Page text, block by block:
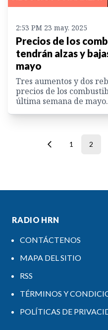
2:53 PM 23 may. 2025
Precios de los
tendrán alzas y
mayo
Tres aumentos y dos
precios de los
última semana de mayo.
1 2
RADIO HRN
CONTÁCTENOS
MAPA DEL SITIO
RSS
TÉRMINOS Y
POLÍTICAS DE